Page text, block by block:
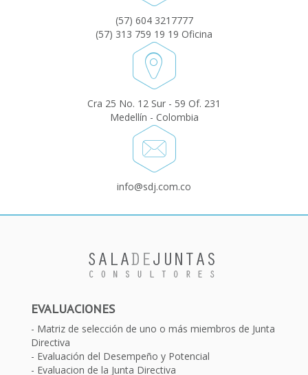
(57) 604 3217777
(57) 313 759 19 19 Oficina
Cra 25 No. 12 Sur - 59 Of. 231
Medellín - Colombia
info@sdj.com.co
EVALUACIONES
Matriz de selección de uno o más miembros de Junta
Directiva
Evaluación del Desempeño y Potencial
Evaluacion de la Junta Directiva